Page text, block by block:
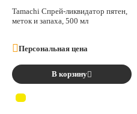
Tamachi Спрей-ликвидатор пятен,
меток и запаха, 500 мл
Персональная цена
В корзину